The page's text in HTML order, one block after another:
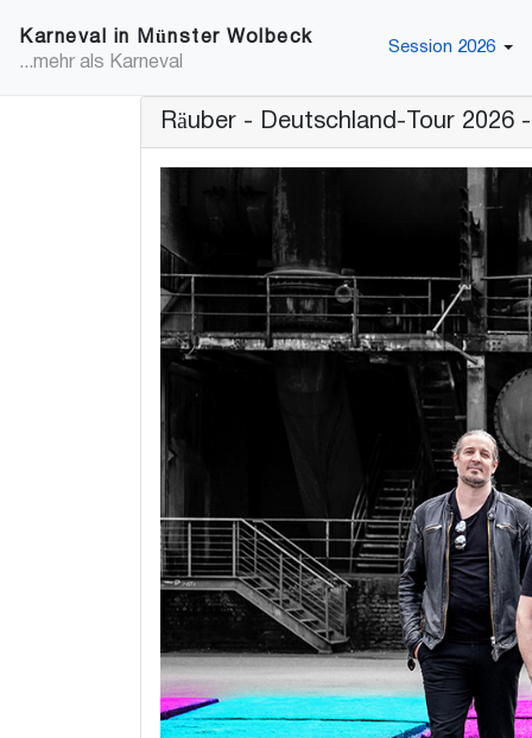
Karneval in Münster Wolbeck
...mehr als Karneval
Session 2026
Räuber - Deutschland-Tour 2026